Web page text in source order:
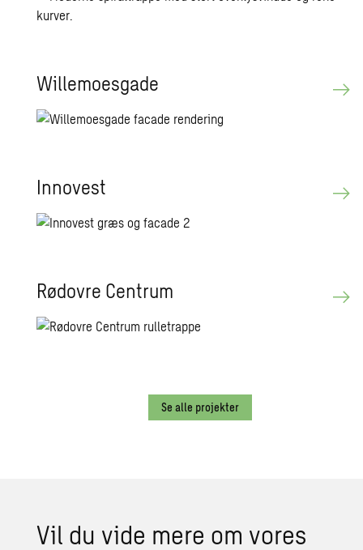
Wil­lemo­es­ga­de
In­novest
Rø­d­ov­re Cen­trum
Se alle projekter
Vil du vide mere om vores